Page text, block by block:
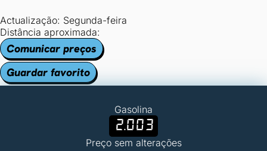
Actualização: Segunda-feira
Distância aproximada:
Comunicar preços
Guardar favorito
Gasolina
2.003
Preço sem alterações